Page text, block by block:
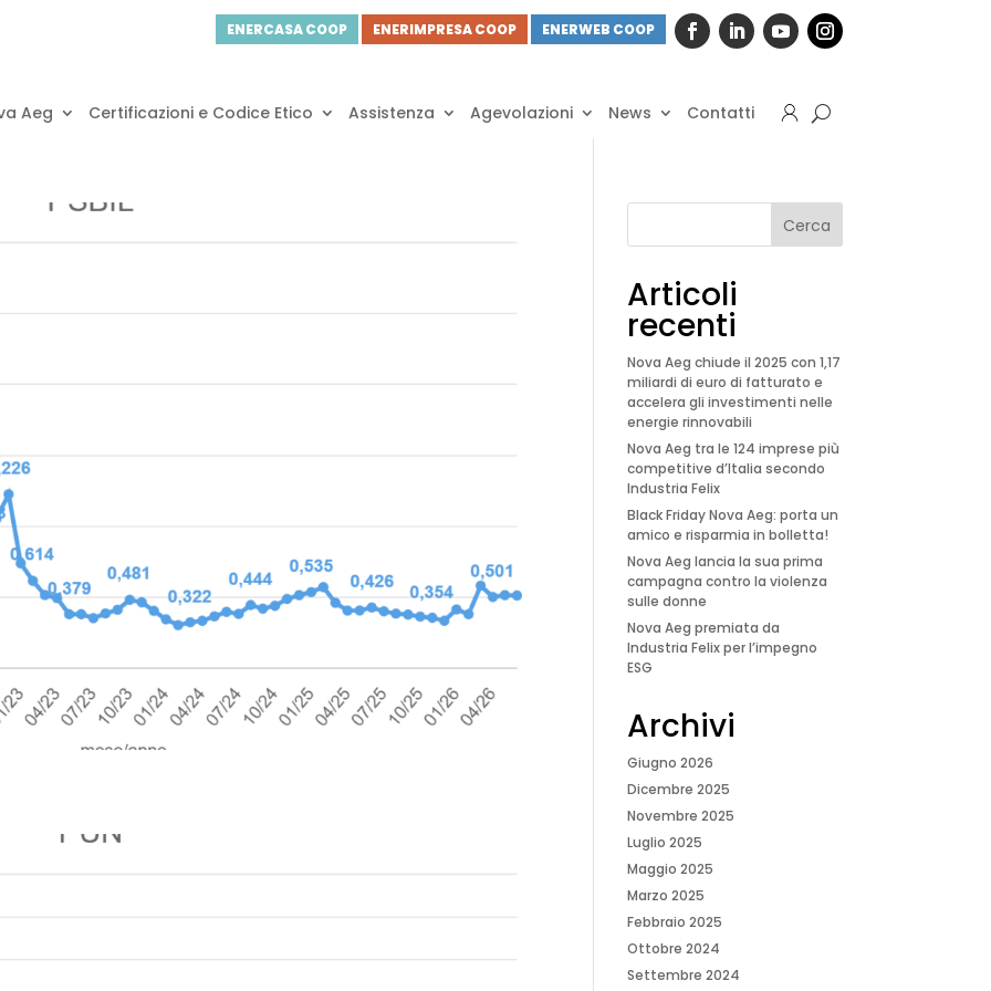
ENERCASA COOP ENERIMPRESA COOP ENERWEB COOP
Aeg Certificazioni e Codice Etico Assistenza Agevolazioni News Contatti
Cerca
Articoli
recenti
Nova Aeg chiude il 2025 con 1,17
miliardi di euro di fatturato e
accelera gli investimenti nelle
energie rinnovabili
Nova Aeg tra le 124 imprese più
competitive d’Italia secondo
Industria Felix
Black Friday Nova Aeg: porta un
amico e risparmia in bolletta!
Nova Aeg lancia la sua prima
campagna contro la violenza
sulle donne
Nova Aeg premiata da
Industria Felix per l’impegno
ESG
Archivi
Giugno 2026
Dicembre 2025
Novembre 2025
Luglio 2025
Maggio 2025
Marzo 2025
Febbraio 2025
Ottobre 2024
Settembre 2024